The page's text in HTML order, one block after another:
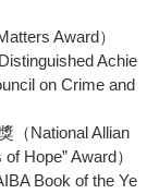
Award）
Achie
on Crime and
（National Allian
Hope” Award）
Book of the Ye